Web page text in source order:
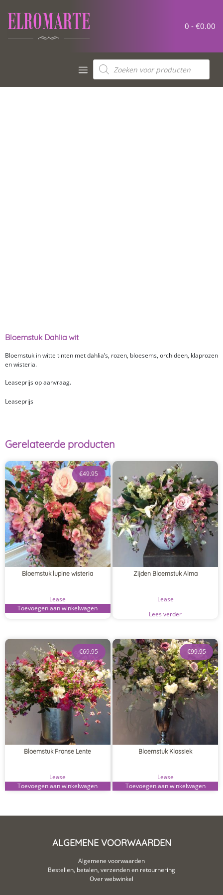
0 - €0.00
Bloemstuk Dahlia wit
Bloemstuk in witte tinten met dahlia’s, rozen, bloesems, orchideen, klaprozen
en wisteria.
Leaseprijs op aanvraag.
Leaseprijs
Gerelateerde producten
Bloemstuk lupine wisteria
€49.95
Lease
Toevoegen aan winkelwagen
Zijden Bloemstuk Alma
Lease
Lees verder
Bloemstuk Franse Lente
€69.95
Lease
Toevoegen aan winkelwagen
Bloemstuk Klassiek
€99.95
Lease
Toevoegen aan winkelwagen
ALGEMENE VOORWAARDEN
Algemene voorwaarden
Bestellen, betalen, verzenden en retournering
Over webwinkel